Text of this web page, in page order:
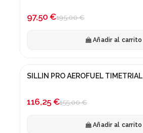
97,50 €195,00 €
Añadir al carrito
¡En oferta!
SILLIN PRO AEROFUEL TIMETRIAL
116,25 €155,00 €
Añadir al carrito